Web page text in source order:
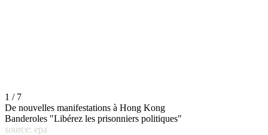
1 / 7
De nouvelles manifestations à Hong Kong
Banderoles "Libérez les prisonniers politiques"
source: epa